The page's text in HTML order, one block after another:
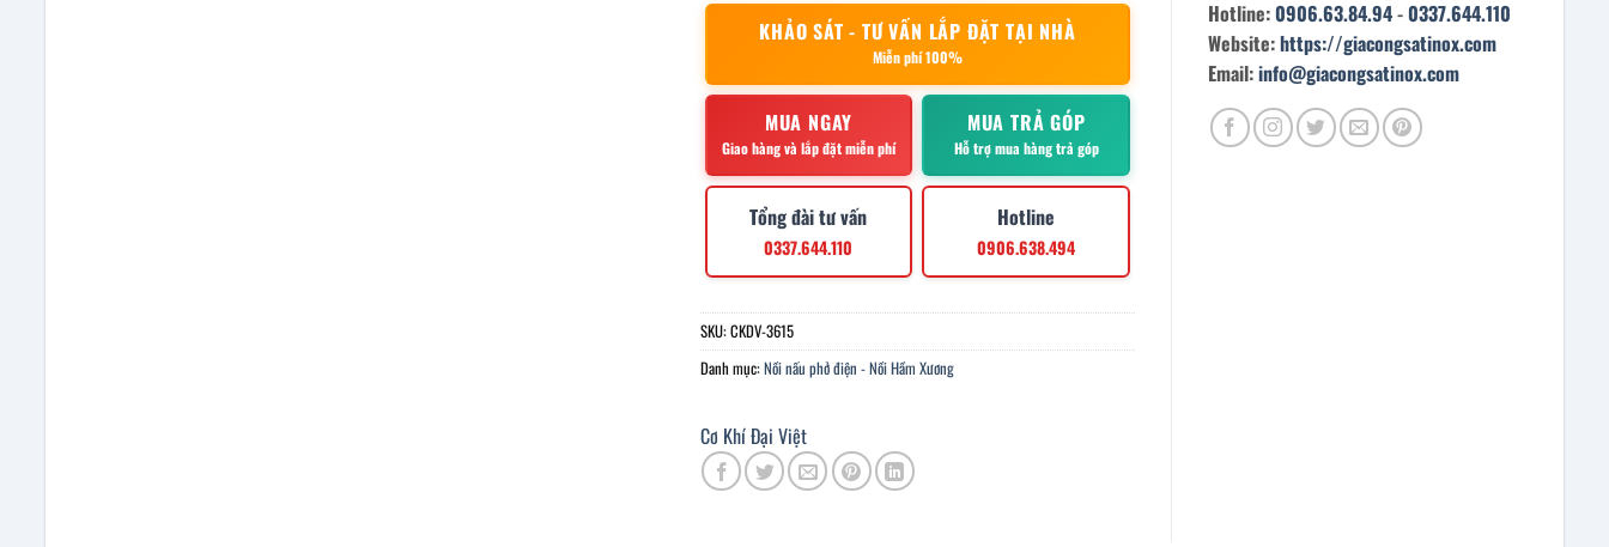
KHẢO SÁT - TƯ VẤN LẮP ĐẶT TẠI NHÀ
Miễn phí 100%
MUA NGAY
Giao hàng và lắp đặt miễn phí
MUA TRẢ GÓP
Hỗ trợ mua hàng trả góp
Tổng đài tư vấn
0337.644.110
Hotline
0906.638.494
SKU:CKDV-3615
Danh mục:Nồi nấu phở điện - Nồi Hầm Xương
Cơ Khí Đại Việt
Hotline:0906.63.84.94-0337.644.110
Website:https://giacongsatinox.com
Email:info@giacongsatinox.com